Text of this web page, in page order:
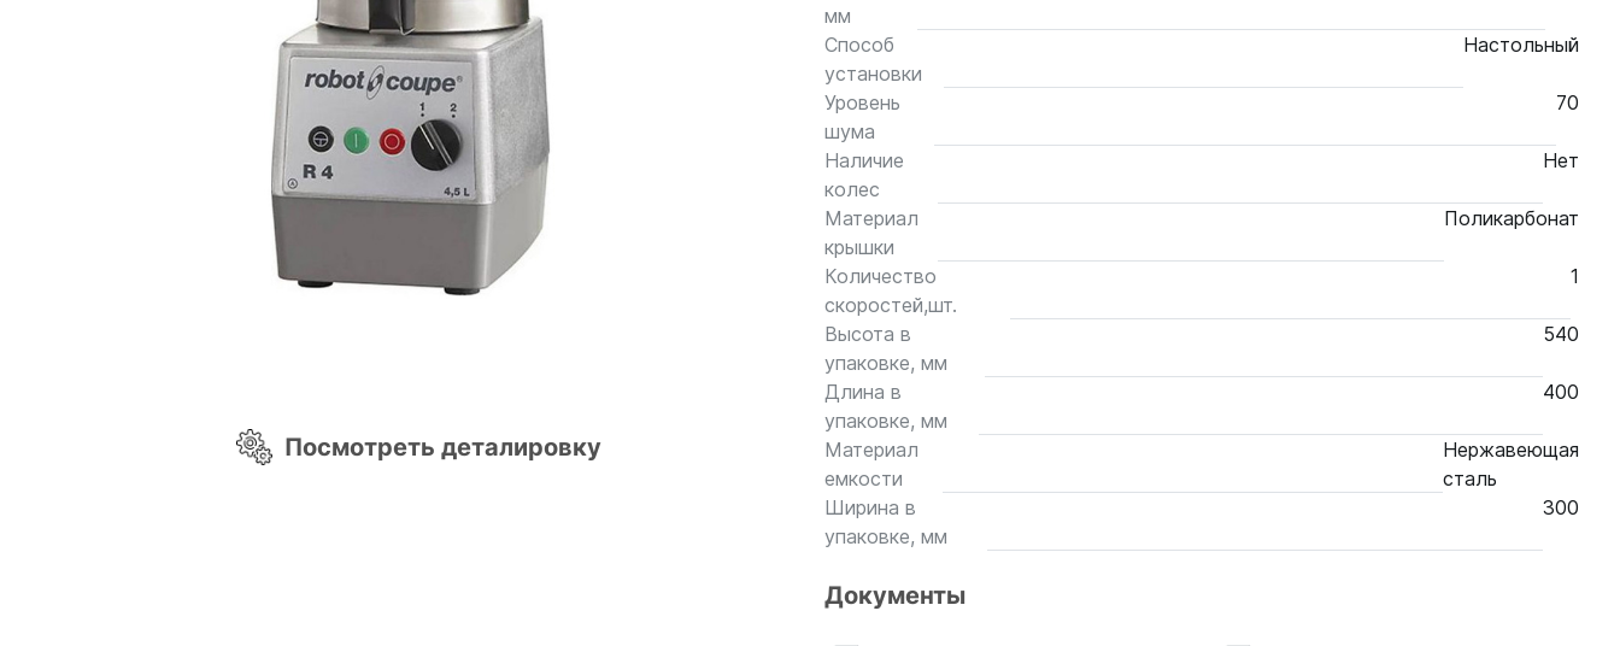
Посмотреть деталировку
мм
Способ
установки
Настольный
Уровень
шума
70
Наличие
колес
Нет
Материал
крышки
Поликарбонат
Количество
скоростей,шт.
1
Высота в
упаковке, мм
540
Длина в
упаковке, мм
400
Материал
емкости
Нержавеющая
сталь
Ширина в
упаковке, мм
300
Документы